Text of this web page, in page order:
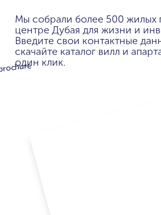
Мы собрали более 500 жилых
центре Дубая для жизни и
Введите свои контактные
скачайте каталог вилл и
один клик.